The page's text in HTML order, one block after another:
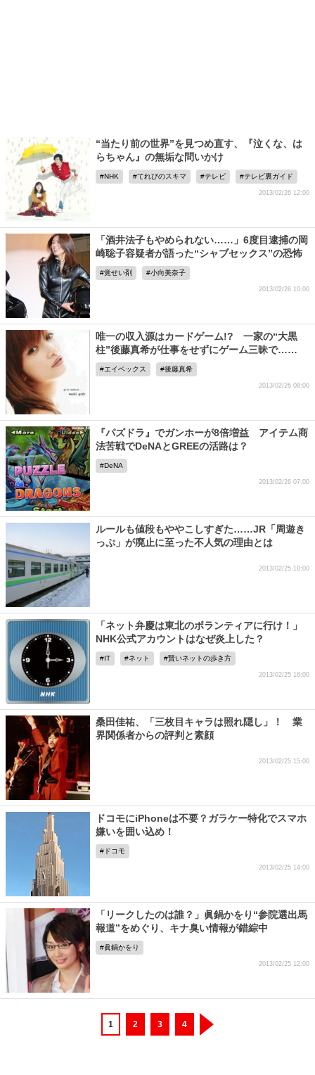
“当たり前の世界”を見つめ直す、『泣くな、は
らちゃん』の無垢な問いかけ
NHK てれびのスキマ テレビ テレビ裏ガイド
2013/02/26 12:00
「酒井法子もやめられない……」6度目逮捕の岡
崎聡子容疑者が語った“シャブセックス”の恐怖
覚せい剤 小向美奈子
2013/02/26 10:00
唯一の収入源はカードゲーム!? 一家の“大黒
柱”後藤真希が仕事をせずにゲーム三昧で……
エイベックス 後藤真希
2013/02/26 08:00
『パズドラ』でガンホーが8倍増益 アイテム商
法苦戦でDeNAとGREEの活路は？
DeNA
2013/02/26 07:00
ルールも値段もややこしすぎた……JR「周遊き
っぷ」が廃止に至った不人気の理由とは
2013/02/25 18:00
「ネット弁慶は東北のボランティアに行け！」
NHK公式アカウントはなぜ炎上した？
IT ネット 賢いネットの歩き方
2013/02/25 16:00
桑田佳祐、「三枚目キャラは照れ隠し」！ 業
界関係者からの評判と素顔
2013/02/25 15:00
ドコモにiPhoneは不要？ガラケー特化でスマホ
嫌いを囲い込め！
ドコモ
2013/02/25 14:00
「リークしたのは誰？」眞鍋かをり“参院選出馬
報道”をめぐり、キナ臭い情報が錯綜中
眞鍋かをり
2013/02/25 12:00
1 2 3 4